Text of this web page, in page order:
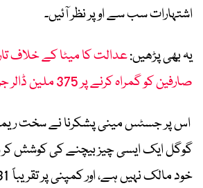
اشتہارات سب سے اوپر نظر آئیں۔
یہ بھی پڑھیں:عدالت کا میٹا کے خلاف
صارفین کو گمراہ کرنے پر 375 ملین ڈالر جرمانہ
اس پر جسٹس مینی پشکرنا نے سخت
گوگل ایک ایسی چیز بیچنے کی کوشش